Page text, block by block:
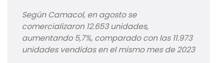
Según Camacol, en agosto se
comercializaron 12.653 unidades,
aumentando 5,7%, comparado con las 11.973
unidades vendidas en el mismo mes de 2023